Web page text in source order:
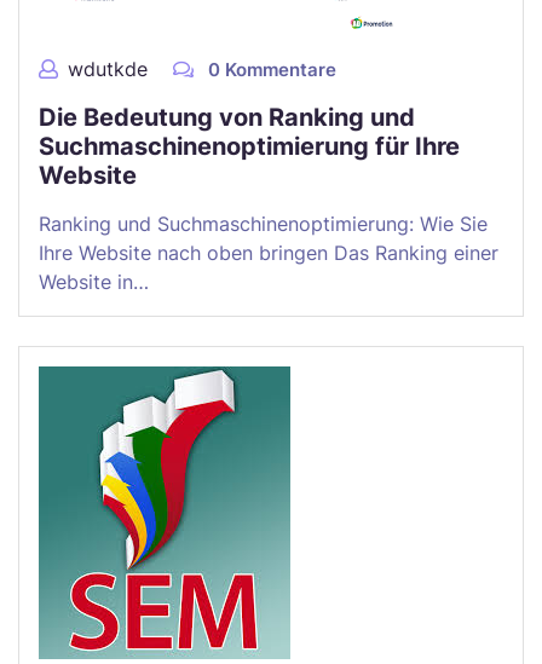
wdutkde 0 Kommentare
Die Bedeutung von Ranking und
Suchmaschinenoptimierung für Ihre
Website
Ranking und Suchmaschinenoptimierung: Wie Sie
Ihre Website nach oben bringen Das Ranking einer
Website in…